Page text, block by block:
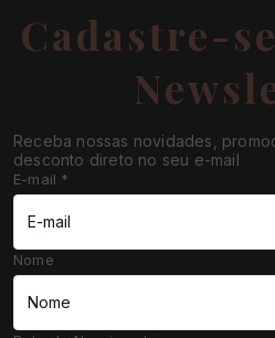
Cadastre-
Receba nossas novidades,
desconto direto no seu e-mail
E-mail *
Nome